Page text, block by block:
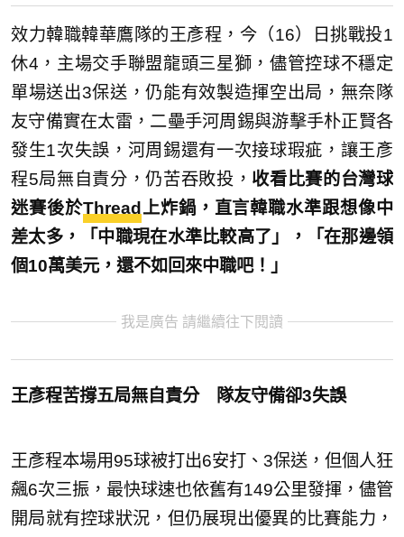
效力韓職韓華鷹隊的王彥程，今（16）日挑戰投1
休4，主場交手聯盟龍頭三星獅，儘管控球不穩定
單場送出3保送，仍能有效製造揮空出局，無奈隊
友守備實在太雷，二壘手河周錫與游擊手朴正賢各
發生1次失誤，河周錫還有一次接球瑕疵，讓王彥
程5局無自責分，仍苦吞敗投， 收看比賽的台灣球
迷賽後於Thread 上炸鍋，直言韓職水準跟想像中
差太多，「中職現在水準比較高了」，「在那邊領
個10萬美元，還不如回來中職吧！」
我是廣告 請繼續往下閱讀
王彥程苦撐五局無自責分 隊友守備卻3失誤
王彥程本場用95球被打出6安打、3保送，但個人狂
飆6次三振，最快球速也依舊有149公里發揮，儘管
開局就有控球狀況，但仍展現出優異的比賽能力，